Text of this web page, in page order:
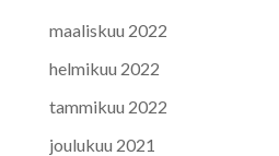
maaliskuu 2022
helmikuu 2022
tammikuu 2022
joulukuu 2021